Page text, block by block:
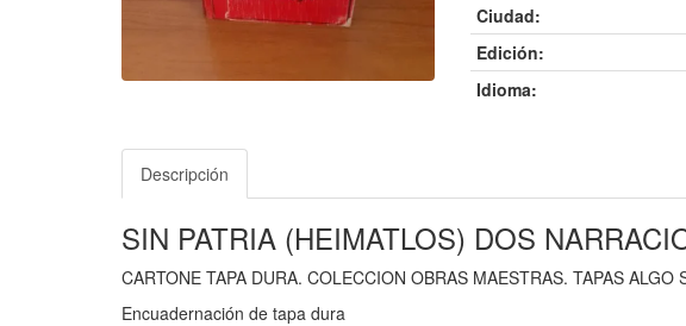
Ciudad:
Edición:
Idioma:
Descripción
SIN PATRIA (HEIMATLOS) DOS
CARTONE TAPA DURA. COLECCION OBRAS MAESTRAS. TAPAS ALGO
Encuadernación de tapa dura